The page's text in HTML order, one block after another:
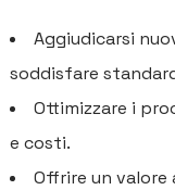
Aggiudicarsi
soddisfare
Ottimizzare i
e costi.
Offrire un